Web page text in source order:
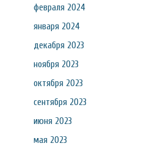
февраля 2024
января 2024
декабря 2023
ноября 2023
октября 2023
сентября 2023
июня 2023
мая 2023